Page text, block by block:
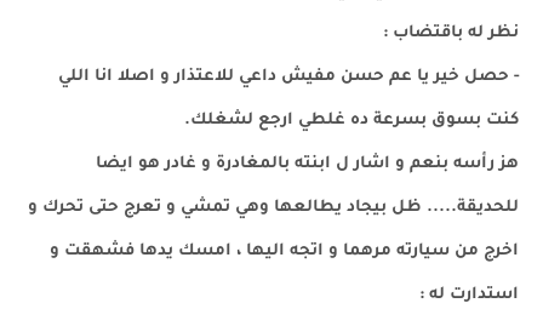
نظر له باقتضاب :
- حصل خير يا عم حسن مفيش داعي للاعتذار و اصلا انا اللي
كنت بسوق بسرعة ده غلطي ارجع لشغلك.
هز رأسه بنعم و اشار ل ابنته بالمغادرة و غادر هو ايضا
للحديقة..... ظل بيجاد يطالعها وهي تمشي و تعرج حتى تحرك و
اخرج من سيارته مرهما و اتجه اليها ، امسك يدها فشهقت و
استدارت له :